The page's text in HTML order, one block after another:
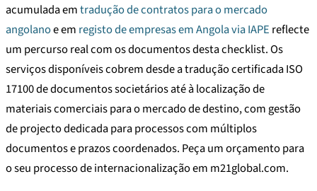
acumulada emtradução de contratos para o mercado
angolanoe em registo de empresas em Angola via IAPE reflecte
um percurso real com os documentos desta checklist. Os
serviços disponíveis cobrem desde a tradução certificada ISO
17100 de documentos societários até à localização de
materiais comerciais para o mercado de destino, com gestão
de projecto dedicada para processos com múltiplos
documentos e prazos coordenados. Peça um orçamento para
o seu processo de internacionalização em m21global.com.